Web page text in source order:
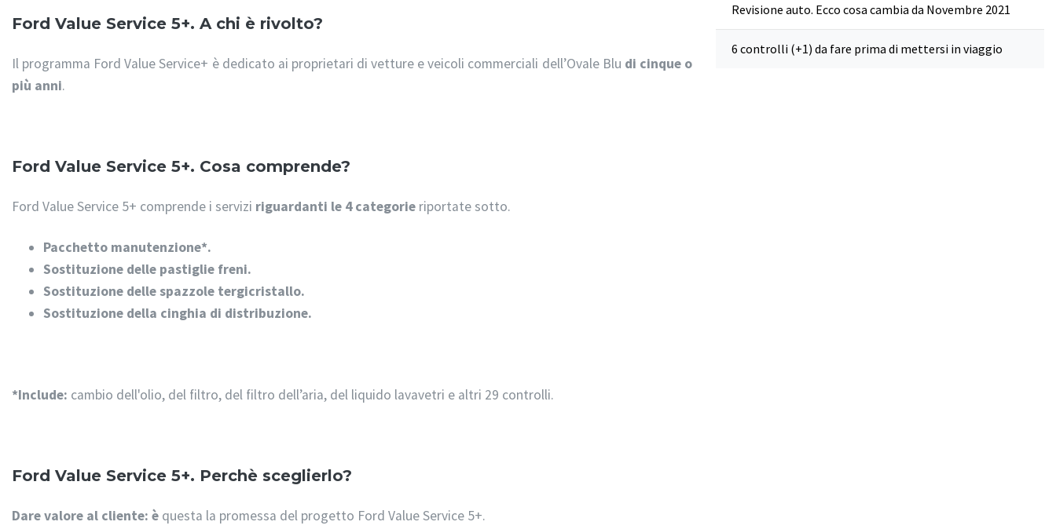
Ford Value Service 5+. A chi è rivolto?
Il programma Ford Value Service+ è dedicato ai proprietari di vetture e veicoli commerciali dell’Ovale Blu di cinque o
più anni.
Ford Value Service 5+. Cosa comprende?
Ford Value Service 5+ comprende i servizi riguardanti le 4 categorie riportate sotto.
Pacchetto manutenzione*.
Sostituzione delle pastiglie freni.
Sostituzione delle spazzole tergicristallo.
Sostituzione della cinghia di distribuzione.
*Include: cambio dell'olio, del filtro, del filtro dell’aria, del liquido lavavetri e altri 29 controlli.
Ford Value Service 5+. Perchè sceglierlo?
Dare valore al cliente: è questa la promessa del progetto Ford Value Service 5+.
Revisione auto. Ecco cosa cambia da Novembre 2021
6 controlli (+1) da fare prima di mettersi in viaggio